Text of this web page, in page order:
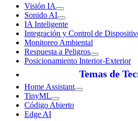
Visión IA
Sonido AI
IA Inteligente
Integración y Control de
Monitoreo Ambiental
Respuesta a Peligros
Posicionamiento Interior-Exterior
Temas de
Home Assistant
TinyML
Código Abierto
Edge AI